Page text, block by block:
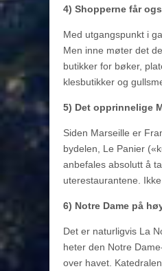
4) Shopperne får
Med utgangspunkt i
Men inne møter det
butikker for bøker,
klesbutikker og
5) Det opprinnelige
Siden Marseille er
bydelen, Le Panier
anbefales absolutt å
uterestaurantene.
6) Notre Dame på
Det er naturligvis La
heter den Notre
over havet.